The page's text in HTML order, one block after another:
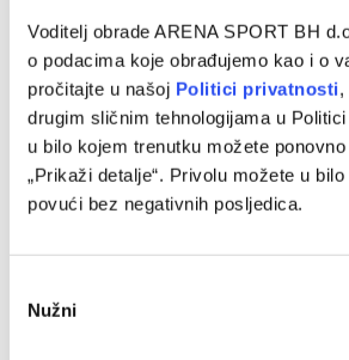
Voditelj obrade ARENA SPORT BH
o podacima koje obrađujemo kao i o
pročitajte u našoj Politici privatnosti,
drugim sličnim tehnologijama u
u bilo kojem trenutku možete
„Prikaži detalje“. Privolu možete u
povući bez negativnih posljedica.
Selection
Nužni
Željezničar novo pojačanje
Luksemburgu
20/06/2025
Edin Osmanović trebao bi biti novo
kluba Željezničar. Defanzivac koji ima
191 cm i pokriva…